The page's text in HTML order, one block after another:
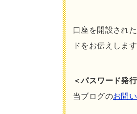
口座を開設され
ドをお伝えします
＜パスワード発
当ブログのお問